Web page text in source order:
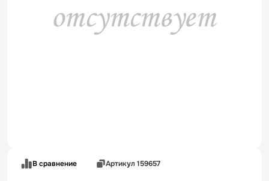
В сравнение Артикул 159657